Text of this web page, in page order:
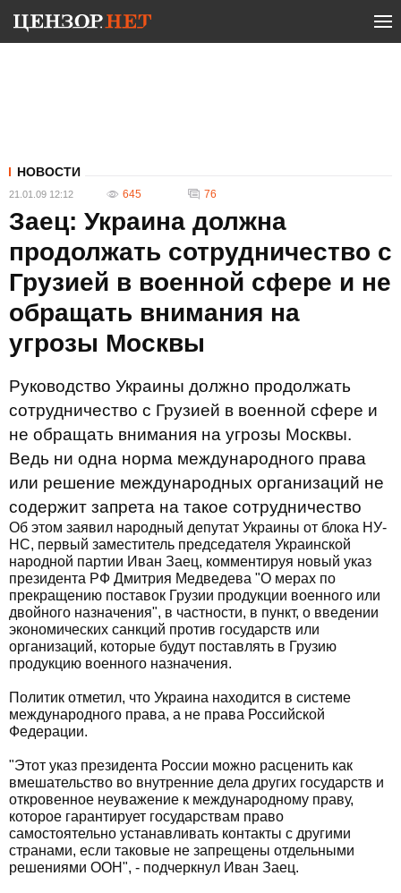
НОВОСТИ
21.01.09 12:12 645 76
Заец: Украина должна
продолжать сотрудничество с
Грузией в военной сфере и не
обращать внимания на
угрозы Москвы
Руководство Украины должно продолжать
сотрудничество с Грузией в военной сфере и
не обращать внимания на угрозы Москвы.
Ведь ни одна норма международного права
или решение международных организаций не
содержит запрета на такое сотрудничество
Об этом заявил народный депутат Украины от блока НУ-
НС, первый заместитель председателя Украинской
народной партии Иван Заец, комментируя новый указ
президента РФ Дмитрия Медведева "О мерах по
прекращению поставок Грузии продукции военного или
двойного назначения", в частности, в пункт, о введении
экономических санкций против государств или
организаций, которые будут поставлять в Грузию
продукцию военного назначения.
Политик отметил, что Украина находится в системе
международного права, а не права Российской
Федерации.
"Этот указ президента России можно расценить как
вмешательство во внутренние дела других государств и
откровенное неуважение к международному праву,
которое гарантирует государствам право
самостоятельно устанавливать контакты с другими
странами, если таковые не запрещены отдельными
решениями ООН", - подчеркнул Иван Заец.